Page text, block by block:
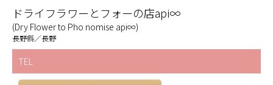
ドライフラワーとフォーの店api∞
(Dry Flower to Pho nomise api∞)
長野縣／長野
TEL